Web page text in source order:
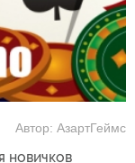
Автор: АзартГеймс
новичков